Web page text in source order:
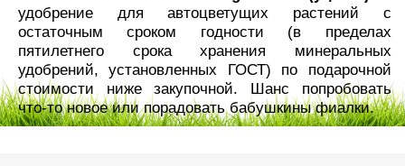
удобрение для автоцветущих растений с
остаточным сроком годности (в пределах
пятилетнего срока хранения минеральных
удобрений, установленных ГОСТ) по подарочной
стоимости ниже закупочной. Шанс попробовать
что-то новое или порадовать бабушкины фиалки.